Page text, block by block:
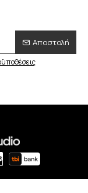
Αποστολή